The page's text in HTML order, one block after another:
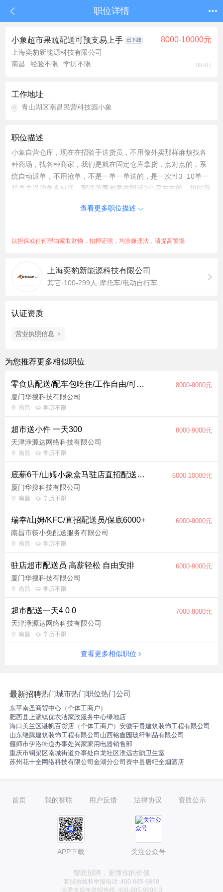
职位详情
小象超市果蔬配送可预支易上手 8000-10000元
上海奕豹新能源科技有限公司
南昌
经验不限 学历不限 08-07
工作地址
青山湖区南昌民营科技园小象
职位描述
小象自营仓库，现在在招骑手送货员，不用像外卖那样麻烦找各
种商场，找各种商家，我们是就在固定仓库拿货，点对点的，系
统自动派单，不用抢单，不是一单一单送的，是一次性3–10单一
起拿走送的单多好送，配送范围都是在附近2公里左右的，超时我
求》 1、会骑电瓶车 3、是否有身份证 4、会使用手机导航 5、无
查看更多职位描述
以担保或任何理由索取财物，扣押证照，均涉嫌违法，请提高警惕
上海奕豹新能源科技有限公司
其它·100-299人·摩托车/电动自行车
认证资质
营业执照信息
为您推荐更多相似职位
零食店配送/配车包吃住/工作自由/可就近安排 8000-9000元
厦门华搜科技有限公司
南昌 学历不限
超市送小件 一天300 8000-9000元
天津渌源达网络科技有限公司
南昌 学历不限
底薪6千/山姆小象盒马驻店直招配送员/诚聘无套路【提供车住!!!】 6000-10000元
厦门华搜科技有限公司
南昌 学历不限
瑞幸/山姆/KFC/直招配送员/保底6000+ 6000-9000元
南昌市筷小兔配送服务有限公司
南昌 学历不限
驻店超市配送员 高薪轻松 自由安排 6000-9000元
厦门华搜科技有限公司
南昌 学历不限
超市配送一天4 0 0 7000-8000元
天津渌源达网络科技有限公司
南昌 学历不限
查看更多相似职位
最新招聘热门城市热门职位热门公司
东平南圣商贸中心（个体工商户）
肥西县上派镇优衣洁家政服务中心绿地店
海口美兰区谌帆百货店（个体工商户）安徽宇贵建筑装饰工程有限公司
山东继腾建筑装饰工程有限公司 山西铭鑫园玻纤制品有限公司
偃师市伊洛街道办事处兴家家用电器销售部
重庆市铜梁区南城街道办事处白龙社区淮远古韵卫生室
苏州花十全网络科技有限公司金湖分公司 资中县唐纪全烟酒店
首页 我的智联 用户反馈 法律协议 资质公示
APP下载 关注公众号
智联招聘，更懂你的价值
客服热线和举报电话: 400-885-9898
关爱未成年举报热线: 400-885-9898-3